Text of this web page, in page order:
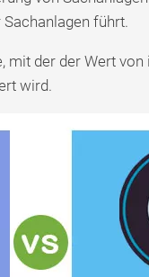
führt.
der der Wert
wird.